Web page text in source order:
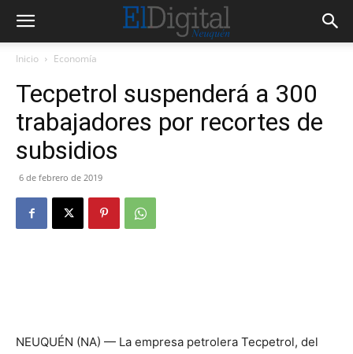
Inicio Economía
Tecpetrol suspenderá a 300
trabajadores por recortes de
subsidios
6 de febrero de 2019
NEUQUÉN (NA) — La empresa petrolera Tecpetrol, del